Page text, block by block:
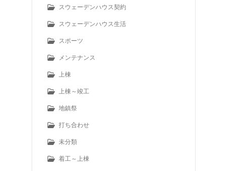
スウェーデンハウス契約
スウェーデンハウス生活
スポーツ
メンテナンス
上棟
上棟～竣工
地鎮祭
打ち合わせ
未分類
着工～上棟